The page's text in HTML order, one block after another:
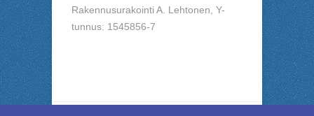
Rakennusurakointi A. Lehtonen, Y-
tunnus: 1545856-7